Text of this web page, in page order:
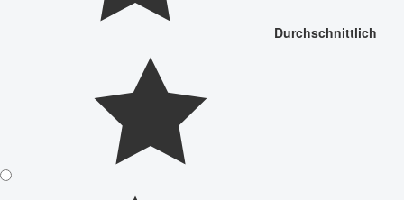
Durchschnittlich